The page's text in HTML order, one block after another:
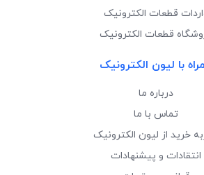
قطعات الکترونیک
قطعات الکترونیک
با لیون الکترونیک
درباره ما
تماس با ما
خرید از لیون الکترونیک
انتقادات و پیشنهادات